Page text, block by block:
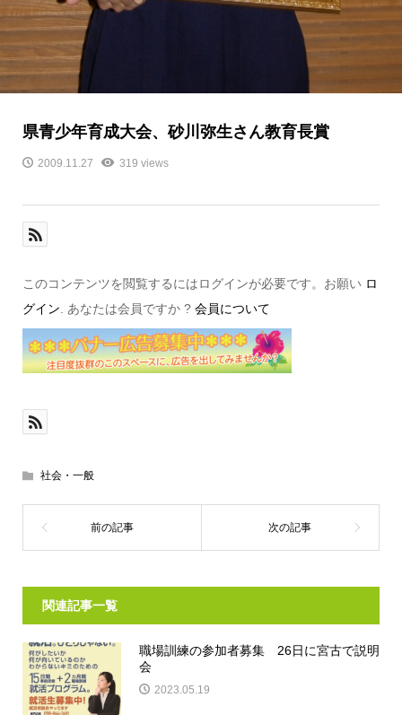
県青少年育成大会、砂川弥生さん教育長賞
2009.11.27 319 views
このコンテンツを閲覧するにはログインが必要です。お願い ロ
グイン . あなたは会員ですか ? 会員について
社会・一般
関連記事一覧
職場訓練の参加者募集 26日に宮古で説明
会
2023.05.19